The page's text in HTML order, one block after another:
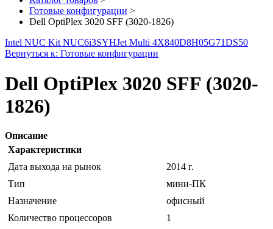
Готовые конфигурации >
Dell OptiPlex 3020 SFF (3020-1826)
Intel NUC Kit NUC6i3SYHJet Multi 4X840D8H05G71DS50
Вернуться к: Готовые конфигурации
Dell OptiPlex 3020 SFF (3020-
1826)
Описание
Характеристики
Дата выхода на рынок
2014 г.
Тип
мини-ПК
Назначение
офисный
Количество процессоров
1